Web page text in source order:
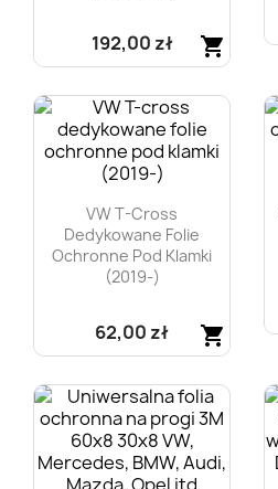
shopping_cart
192,00 zł
Szybki podgląd
VW T-Cross
Dedykowane Folie
Ochronne Pod Klamki
(2019-)
shopping_cart
62,00 zł
